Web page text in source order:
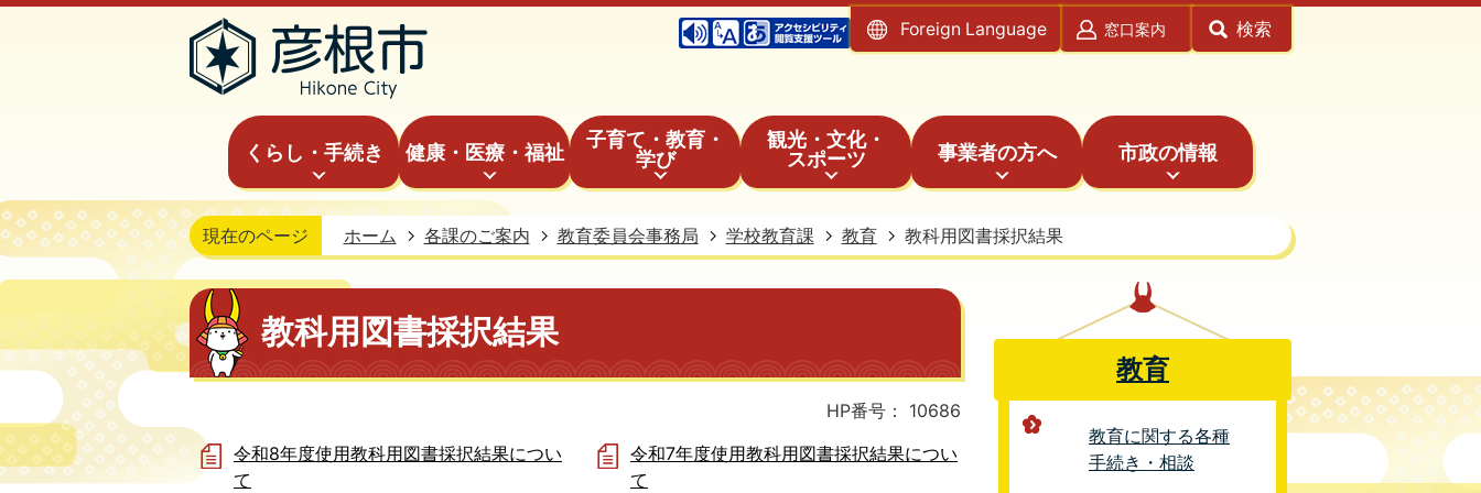
Foreign Language 窓口案内 検索
くらし・手続き 健康・医療・福祉
子育て・教育・
学び
観光・文化・
スポーツ
事業者の方へ 市政の情報
現在のページ ホーム 各課のご案内 教育委員会事務局 学校教育課 教育 教科用図書採択結果
教科用図書採択結果
HP番号：
10686
令和8年度使用教科用図書採択結果につい
て
令和7年度使用教科用図書採択結果につい
て
教育
教育に関する各種
手続き・相談